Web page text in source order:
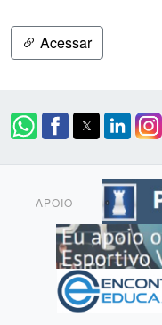
Acessar
APOIO